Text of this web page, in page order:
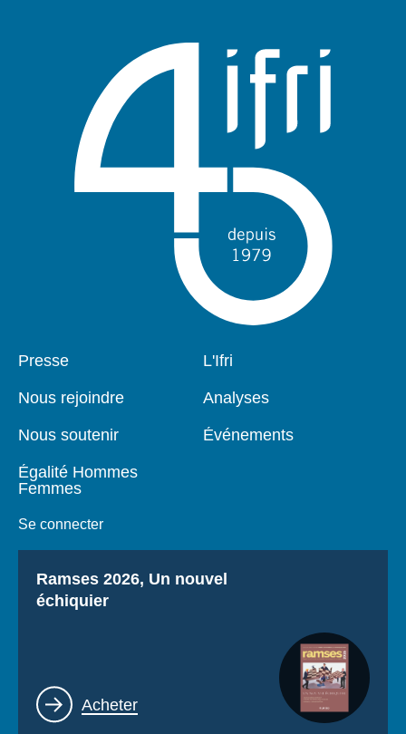
Pied
Presse
Nous rejoindre
Nous soutenir
Égalité Hommes
Femmes
Se connecter
Navigation
L'Ifri
Analyses
Événements
Titre
Ramses 2026, Un nouvel
échiquier
Lien
Acheter